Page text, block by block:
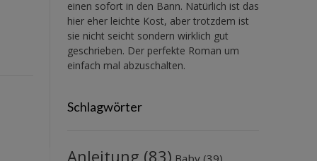
einen sofort in den Bann. Natürlich ist das
hier eher leichte Kost, aber trotzdem ist
sie nicht seicht sondern wirklich gut
geschrieben. Der perfekte Roman um
einfach mal abzuschalten.
Schlagwörter
Anleitung (83) Baby(39)